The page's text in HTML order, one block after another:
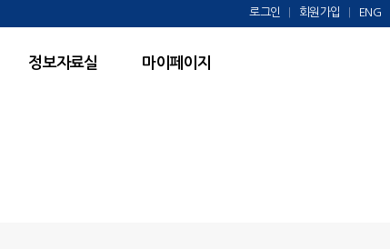
ENG
회원가입
로그인
정보자료실 마이페이지